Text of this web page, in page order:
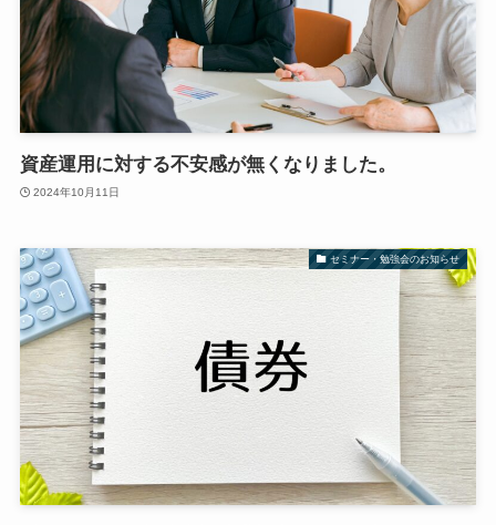
資産運用に対する不安感が無くなりました。
2024年10月11日
セミナー・勉強会のお知らせ